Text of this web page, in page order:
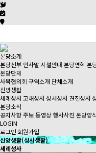
본당소개
본당신부 인사말시설안내 본당연혁 본
본당단체
사목협의회 구역소개 단체소개
신앙생활
세례성사고해성사성체성사 견진성사
본당소식
공지사항주보동영상행사사진 본당양
LOGIN
로그인 회원가입
신앙생활(성사생활)
세례성사